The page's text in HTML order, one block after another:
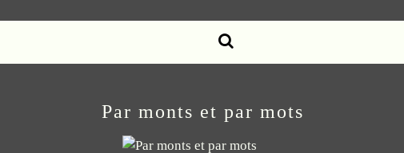
Par monts et par mots